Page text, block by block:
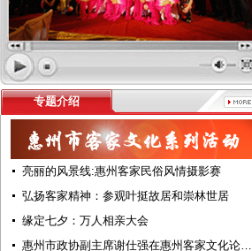
专题介绍
亮丽的风景线:惠州客家民俗风情摄影赛
弘扬客家精神：参观叶挺故居和崇林世居
缘定七夕：万人相亲大会
惠州市政协副主席谢仕强在惠州客家文化论…